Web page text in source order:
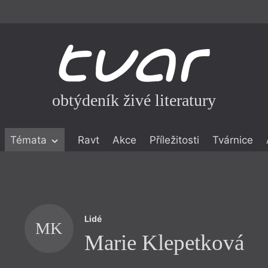
obtýdeník živé literatury
Témata Ravt Akce Příležitosti Tvárnice
MK Lidé
Marie Klepetková